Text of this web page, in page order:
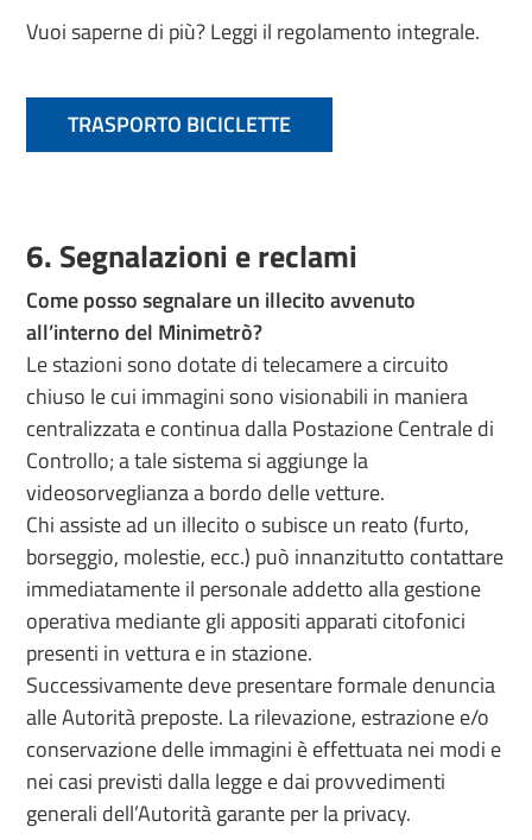
Vuoi saperne di più? Leggi il regolamento integrale.
TRASPORTO BICICLETTE
6. Segnalazioni e reclami
Come posso segnalare un illecito avvenuto
all’interno del Minimetrò?
Le stazioni sono dotate di telecamere a circuito
chiuso le cui immagini sono visionabili in maniera
centralizzata e continua dalla Postazione Centrale di
Controllo; a tale sistema si aggiunge la
videosorveglianza a bordo delle vetture.
Chi assiste ad un illecito o subisce un reato (furto,
borseggio, molestie, ecc.) può innanzitutto contattare
immediatamente il personale addetto alla gestione
operativa mediante gli appositi apparati citofonici
presenti in vettura e in stazione.
Successivamente deve presentare formale denuncia
alle Autorità preposte. La rilevazione, estrazione e/o
conservazione delle immagini è effettuata nei modi e
nei casi previsti dalla legge e dai provvedimenti
generali dell’Autorità garante per la privacy.